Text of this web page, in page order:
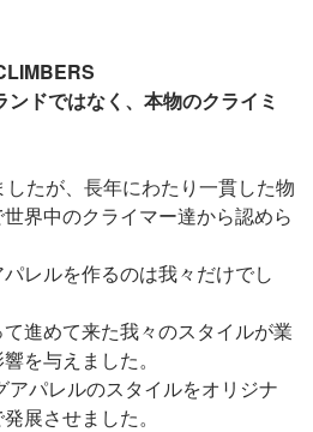
ドではなく、本物のクライミ
たが、長年にわたり一貫した物
界中のクライマー達から認めら
レルを作るのは我々だけでし
進めて来た我々のスタイルが業
を与えました。
パレルのスタイルをオリジナ
展させました。